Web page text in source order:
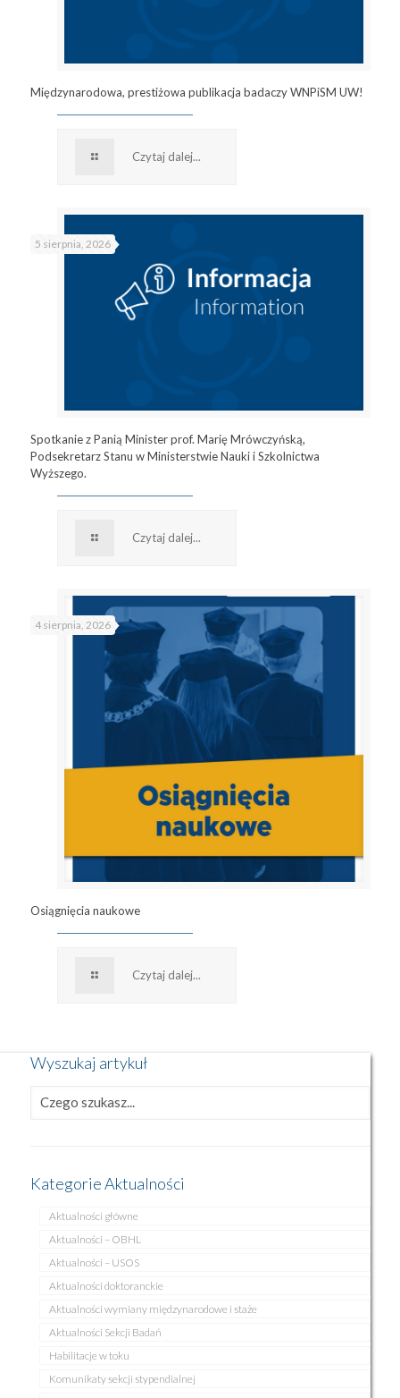
Międzynarodowa, prestiżowa publikacja badaczy WNPiSM UW!
Czytaj dalej...
5 sierpnia, 2026
Spotkanie z Panią Minister prof. Marię Mrówczyńską,
Podsekretarz Stanu w Ministerstwie Nauki i Szkolnictwa
Wyższego.
Czytaj dalej...
4 sierpnia, 2026
Osiągnięcia naukowe
Czytaj dalej...
Wyszukaj artykuł
Kategorie Aktualności
Aktualności główne
Aktualności – OBHL
Aktualności – USOS
Aktualności doktoranckie
Aktualności wymiany międzynarodowe i staże
Aktualności Sekcji Badań
Habilitacje w toku
Komunikaty sekcji stypendialnej